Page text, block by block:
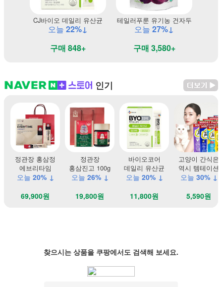
CJ바이오 데일리 유산균
오늘 22%↓
구매 848+
테일러푸룬 유기농 건자두
오늘 27%↓
구매 3,580+
인기
정관장 홍삼정
에브리타임
오늘 20% ↓
69,900원
정관장
홍삼진고 100g
오늘 26% ↓
19,800원
바이오코어
데일리 유산균
오늘 20% ↓
11,800원
고양이 간식은
역시 템테이션
오늘 30% ↓
5,590원
찾으시는 상품을 쿠팡에서도 검색해 보세요.